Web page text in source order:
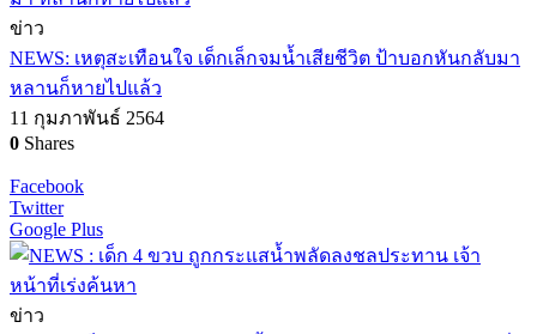
ข่าว
NEWS: เหตุสะเทือนใจ เด็กเล็กจมน้ำเสียชีวิต ป้าบอกหันกลับมา
หลานก็หายไปแล้ว
11 กุมภาพันธ์ 2564
0 Shares
Facebook
Twitter
Google Plus
ข่าว